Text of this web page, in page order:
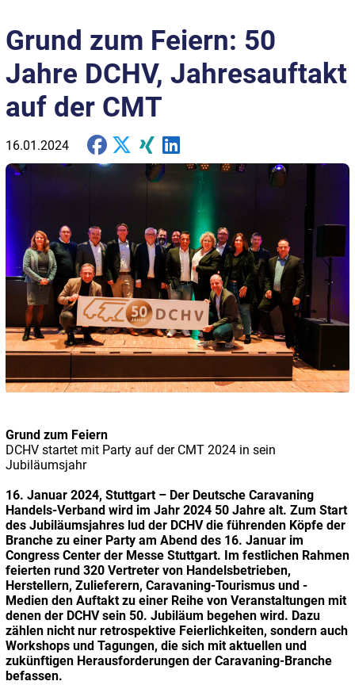
Grund zum Feiern: 50
Jahre DCHV, Jahresauftakt
auf der CMT
16.01.2024
Grund zum Feiern
DCHV startet mit Party auf der CMT 2024 in sein
Jubiläumsjahr
16. Januar 2024, Stuttgart – Der Deutsche Caravaning
Handels-Verband wird im Jahr 2024 50 Jahre alt. Zum Start
des Jubiläumsjahres lud der DCHV die führenden Köpfe der
Branche zu einer Party am Abend des 16. Januar im
Congress Center der Messe Stuttgart. Im festlichen Rahmen
feierten rund 320 Vertreter von Handelsbetrieben,
Herstellern, Zulieferern, Caravaning-Tourismus und -
Medien den Auftakt zu einer Reihe von Veranstaltungen mit
denen der DCHV sein 50. Jubiläum begehen wird. Dazu
zählen nicht nur retrospektive Feierlichkeiten, sondern auch
Workshops und Tagungen, die sich mit aktuellen und
zukünftigen Herausforderungen der Caravaning-Branche
befassen.